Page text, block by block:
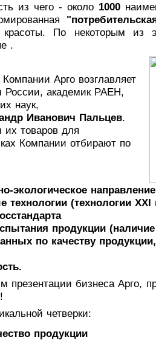
из чего - около 1000
По некоторым из
.
Арго возглавляет
России, академик РАЕН,
наук,
Иванович Пальцев.
их товаров для
Компании отбирают по
экологическое направление
технологии (технологии ХХI
продукции
по качеству
презентации бизнеса Арго,
четверки:
продукции